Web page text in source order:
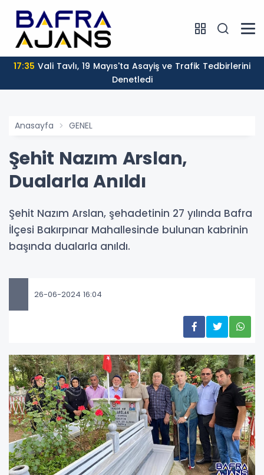
17:35
Denetledi
Anasayfa GENEL
Şehit Nazım Arslan,
Dualarla Anıldı
Şehit Nazım Arslan, şehadetinin 27 yılında Bafra
İlçesi Bakırpınar Mahallesinde bulunan kabrinin
başında dualarla anıldı.
26-06-2024 16:04